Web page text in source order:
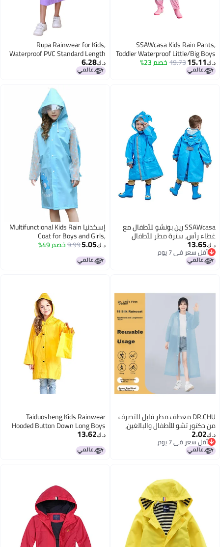
SSAWcasa Kids Rain Pants,
Toddler Waterproof Little/Big Boys
Girls Pants, Trail and Rain Splash
Overalls, Mud Dirty Proof Rain
د.ك‏15.11
19.73خصم 23%
Rupa Rainwear for Kids,
Waterproof PVC Standard Length
Rain Jacket with Carry Bag, Pack of
1 Purple and Pink 9 Years-10
د.ك‏6.28
SSAWcasa رين بونشو للأطفال مع
غطاء رأس، سترة مطر للأطفال
الصغار للأولاد والبنات، معطف مطر
مقاوم للماء للأطفال والرضع، ملابس
خارجية للأمطار
د.ك‏13.65
أقل سعر في 7 يوم
أقل سعر في 7 يوم
إسكدنيا Multifunctional Kids Rain
Coat for Boys and Girls,
Waterproof and Durable EVA
Windbreaker - Ideal for Outdoor
Activities and School Commutes
د.ك‏5.05
9.99خصم 49%
DR.CHU معطف مطر قابل للتصرف
من دكتور تشو للأطفال والبالغين،
تصميم كامل الجسم سميك وممتد،
حماية من الأمطار الغزيرة، محمول،
خارجي، بونشو مخصص لطلاب
د.ك‏2.02
أقل سعر في 7 يوم
أقل سعر في 7 يوم
Taiduosheng Kids Rainwear
Hooded Button Down Long Boys
Rain Jacket Girls Yellow Halloween
Raincoat L
د.ك‏13.62